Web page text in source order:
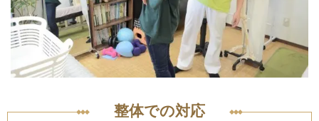
整体での対応